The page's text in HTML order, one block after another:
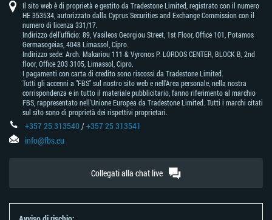
Il sito web è di proprietà e gestito da Tradestone Limited, registrato con il numero
HE 353534, autorizzato dalla Cyprus Securities and Exchange Commission con il
numero di licenza 331/17.
Indirizzo dell'ufficio: 89, Vasileos Georgiou Street, 1st Floor, Office 101, Potamos
Germasogeias, 4048 Limassol, Cipro.
Indirizzo sede: Arch. Makariou 111 & Vyronos Р. LORDOS CENTER, BLOCK В, 2nd
floor, Office 203 3105, Limassol, Cipro.
I pagamenti con carta di credito sono riscossi da Tradestone Limited.
Tutti gli accenni a "FBS" sul nostro sito web e nell'Area personale, nella nostra
corrispondenza e in tutto il materiale pubblicitario, fanno riferimento al marchio
FBS, rappresentato nell'Unione Europea da Tradestone Limited. Tutti i marchi citati
sul sito sono di proprietà dei rispettivi proprietari.
+357 25 313540/+357 25 313541
info@fbs.eu
Collegati alla chat live